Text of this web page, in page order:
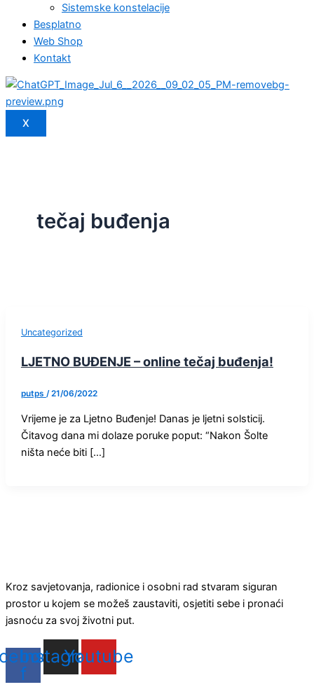
Sistemske konstelacije
Besplatno
Web Shop
Kontakt
X
tečaj buđenja
Uncategorized
LJETNO BUĐENJE – online tečaj buđenja!
putps /21/06/2022
Vrijeme je za Ljetno Buđenje! Danas je ljetni solsticij.
Čitavog dana mi dolaze poruke poput: “Nakon Šolte
ništa neće biti […]
Kroz savjetovanja, radionice i osobni rad stvaram siguran
prostor u kojem se možeš zaustaviti, osjetiti sebe i pronaći
jasnoću za svoj životni put.
f
Instagram
Youtube